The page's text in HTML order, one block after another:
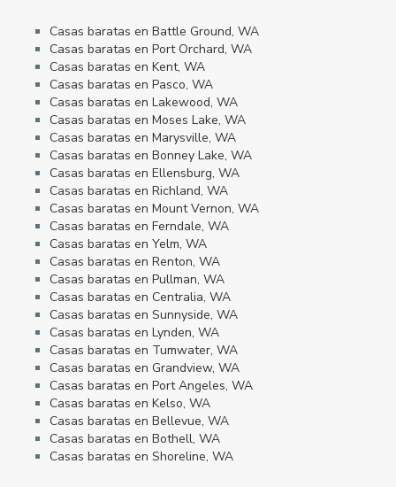
Casas baratas en Battle Ground, WA
Casas baratas en Port Orchard, WA
Casas baratas en Kent, WA
Casas baratas en Pasco, WA
Casas baratas en Lakewood, WA
Casas baratas en Moses Lake, WA
Casas baratas en Marysville, WA
Casas baratas en Bonney Lake, WA
Casas baratas en Ellensburg, WA
Casas baratas en Richland, WA
Casas baratas en Mount Vernon, WA
Casas baratas en Ferndale, WA
Casas baratas en Yelm, WA
Casas baratas en Renton, WA
Casas baratas en Pullman, WA
Casas baratas en Centralia, WA
Casas baratas en Sunnyside, WA
Casas baratas en Lynden, WA
Casas baratas en Tumwater, WA
Casas baratas en Grandview, WA
Casas baratas en Port Angeles, WA
Casas baratas en Kelso, WA
Casas baratas en Bellevue, WA
Casas baratas en Bothell, WA
Casas baratas en Shoreline, WA